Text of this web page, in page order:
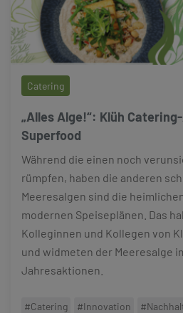
Catering
„Alles Alge!“: Klüh
Superfood
Während die einen noch
rümpfen, haben die anderen
Meeresalgen sind die
modernen Speiseplänen. Das
Kolleginnen und Kollegen von
und widmeten der Meeresalge
Jahresaktionen.
#Catering #Innovation